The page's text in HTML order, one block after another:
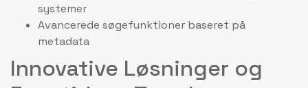
systemer
Avancerede søgefunktioner baseret på
metadata
Innovative Løsninger og